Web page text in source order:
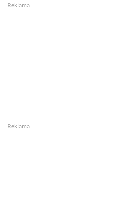
Reklama
Reklama